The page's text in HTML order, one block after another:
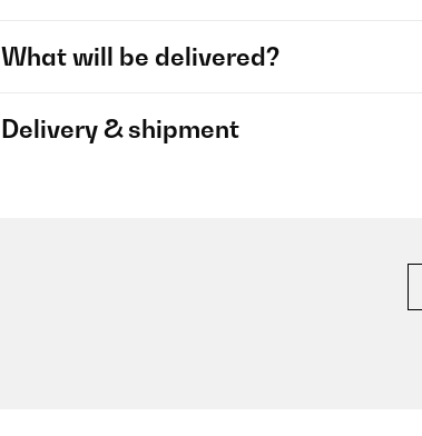
What will be delivered?
Delivery & shipment